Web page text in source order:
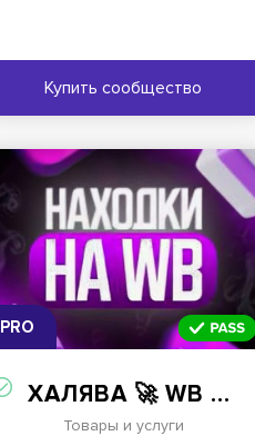
Купить сообщество
PRO
ХАЛЯВА 🚀 WB 💳 OZON 💜 ЯМ ⚡️ КЕШБЭК 💡 СКИДКИ 🛒 РАЗДАЧА ✨ ВЫГОДНО ⚠️ ТОВАРЫ 🔮 МАРКЕТПЛЕЙСЫ
Товары и услуги